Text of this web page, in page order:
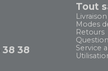
38
Tout
Livraison
Modes
Retours
Service